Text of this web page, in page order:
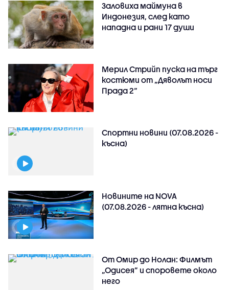
Заловиха маймуна в
Индонезия, след като
нападна и рани 17 души
Мерил Стрийп пуска на търг
костюми от „Дяволът носи
Прада 2“
Спортни новини (07.08.2026 -
късна)
Новините на NOVA
(07.08.2026 - лятна късна)
От Омир до Нолан: Филмът
„Одисея” и споровете около
него